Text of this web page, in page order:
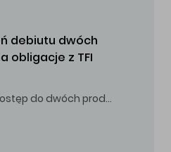
debiutu dwóch
obligacje z TFI
Inwestorzy zyskali dostęp do dwóch produktów umożliwiających inwestowanie w obligacje skarbowe.